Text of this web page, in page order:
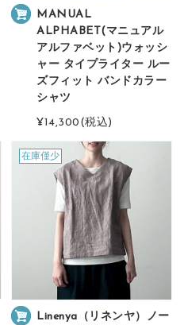
MANUAL
ALPHABET(マニュアル
アルファベット)ウォッシ
ャー タイプライター ルー
ズフィット バンドカラー
シャツ
¥14,300 (税込)
在庫僅少
Linenya（リネンヤ）ノー